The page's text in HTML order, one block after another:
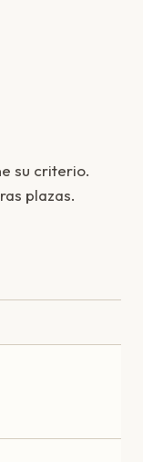
su criterio.
plazas.